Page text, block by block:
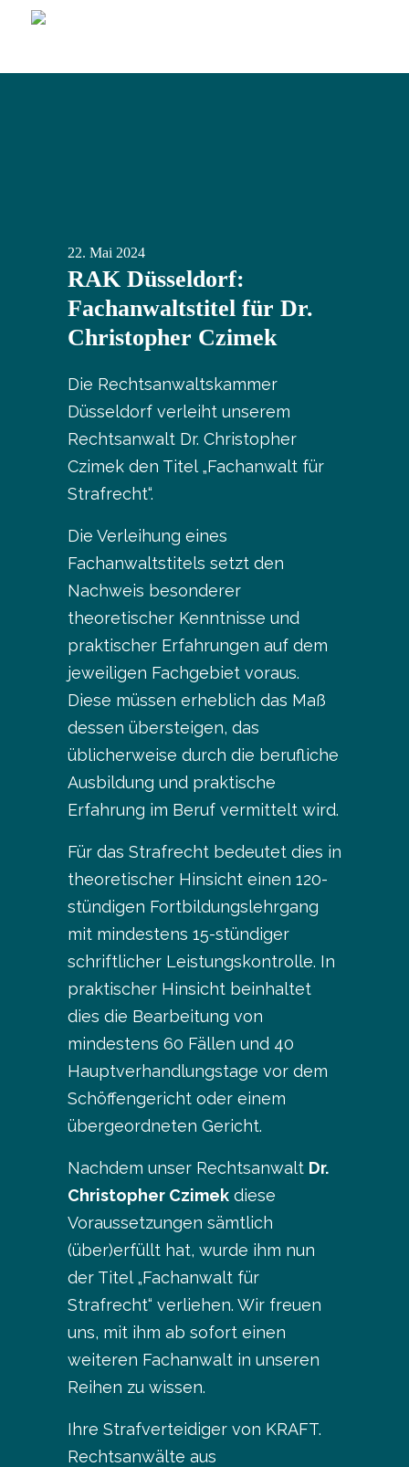
22. Mai 2024
RAK Düsseldorf:
Fachanwaltstitel für Dr.
Christopher Czimek
Die Rechtsanwaltskammer
Düsseldorf verleiht unserem
Rechtsanwalt Dr. Christopher
Czimek den Titel „Fachanwalt für
Strafrecht“.
Die Verleihung eines
Fachanwaltstitels setzt den
Nachweis besonderer
theoretischer Kenntnisse und
praktischer Erfahrungen auf dem
jeweiligen Fachgebiet voraus.
Diese müssen erheblich das Maß
dessen übersteigen, das
üblicherweise durch die berufliche
Ausbildung und praktische
Erfahrung im Beruf vermittelt wird.
Für das Strafrecht bedeutet dies in
theoretischer Hinsicht einen 120-
stündigen Fortbildungslehrgang
mit mindestens 15-stündiger
schriftlicher Leistungskontrolle. In
praktischer Hinsicht beinhaltet
dies die Bearbeitung von
mindestens 60 Fällen und 40
Hauptverhandlungstage vor dem
Schöffengericht oder einem
übergeordneten Gericht.
Nachdem unser Rechtsanwalt Dr.
Christopher Czimek diese
Voraussetzungen sämtlich
(über)erfüllt hat, wurde ihm nun
der Titel „Fachanwalt für
Strafrecht“ verliehen. Wir freuen
uns, mit ihm ab sofort einen
weiteren Fachanwalt in unseren
Reihen zu wissen.
Ihre Strafverteidiger von KRAFT.
Rechtsanwälte aus